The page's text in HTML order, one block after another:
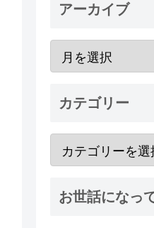
アーカイブ
カテゴリー
お世話になっ